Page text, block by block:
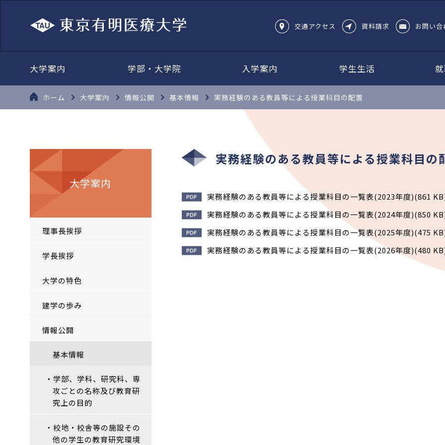
交通アクセス 資料請求 お問い合
大学案内 学部・大学院 入学案内 学生生活
ホーム 大学案内 情報公開 基本情報 実務経験のある教員等による授業科目の配置
大学案内
理事長挨拶
学長挨拶
大学の特色
建学の歩み
情報公開
基本情報
・学部、学科、研究科、専
攻ごとの名称及び教育研
究上の目的
・校地・校舎等の施設その
他の学生の教育研究環境
実務経験のある教員等による授業科目の
実務経験のある教員等による授業科目の一覧表(2023年度)(861
実務経験のある教員等による授業科目の一覧表(2024年度)(850
実務経験のある教員等による授業科目の一覧表(2025年度)(475
実務経験のある教員等による授業科目の一覧表(2026年度)(480